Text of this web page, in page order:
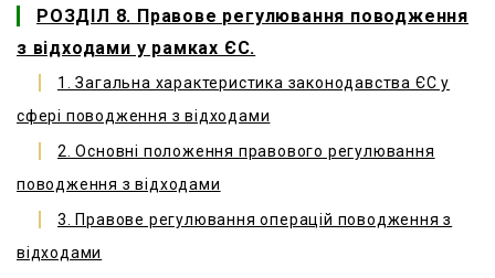
РОЗДІЛ 8. Правове регулювання поводження
з відходами у рамках ЄС.
1. Загальна характеристика законодавства ЄС у
сфері поводження з відходами
2. Основні положення правового регулювання
поводження з відходами
3. Правове регулювання операцій поводження з
відходами